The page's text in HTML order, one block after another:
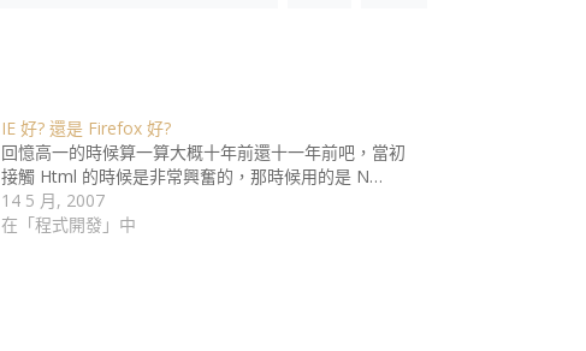
IE 好? 還是 Firefox 好?
回憶高一的時候算一算大概十年前還十一年前吧，當初
接觸 Html 的時候是非常興奮的，那時候用的是 N…
14 5 月, 2007
在「程式開發」中